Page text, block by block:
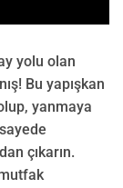
yolu olan
Bu yapışkan
yanmaya
çıkarın.